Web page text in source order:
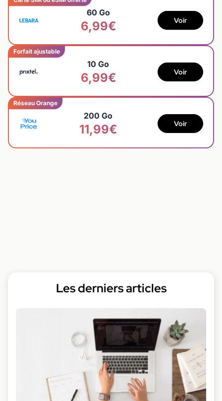
60 Go
6,99€ Voir
Forfait ajustable
10 Go
6,99€ Voir
Réseau Orange
200 Go
11,99€ Voir
Les derniers articles